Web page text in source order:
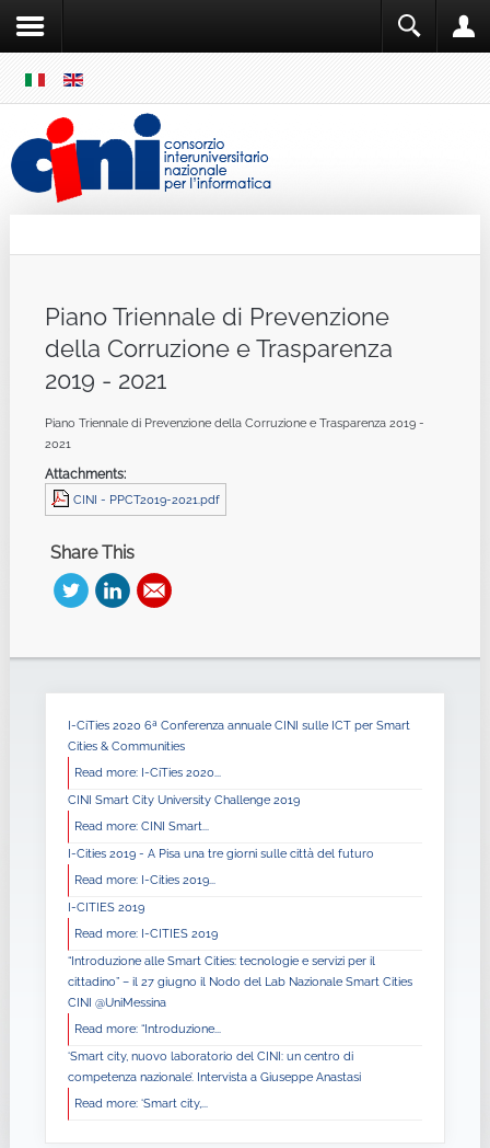
MENU
Piano Triennale di Prevenzione
della Corruzione e Trasparenza
2019 - 2021
Piano Triennale di Prevenzione della Corruzione e Trasparenza 2019 -
2021
Attachments:
CINI - PPCT2019-2021.pdf
Share This
I-CiTies 2020 6ª Conferenza annuale CINI sulle ICT per Smart
Cities & Communities
Read more: I-CiTies 2020...
CINI Smart City University Challenge 2019
Read more: CINI Smart...
I-Cities 2019 - A Pisa una tre giorni sulle città del futuro
Read more: I-Cities 2019...
I-CITIES 2019
Read more: I-CITIES 2019
“Introduzione alle Smart Cities: tecnologie e servizi per il
cittadino” – il 27 giugno il Nodo del Lab Nazionale Smart Cities
CINI @UniMessina
Read more: “Introduzione...
‘Smart city, nuovo laboratorio del CINI: un centro di
competenza nazionale’. Intervista a Giuseppe Anastasi
Read more: ‘Smart city,...